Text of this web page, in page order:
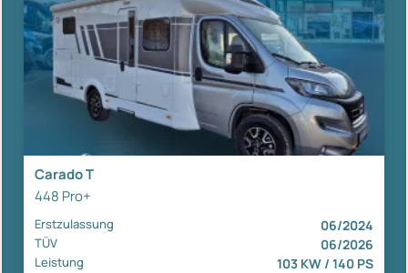
Carado T
448 Pro+
Erstzulassung 06/2024
TÜV 06/2026
Leistung 103 KW / 140 PS